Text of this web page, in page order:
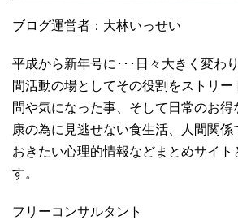
ブログ運営者：大林いっせい
平成から新年号に･･･日々大きく変わ
間活動の場としてその役割をストリ
問や気になった事、そして日常のお得
康の為に見逃せない食生活、人間関係
おきたい心理的情報などまとめサイト
す。
フリーコンサルタント